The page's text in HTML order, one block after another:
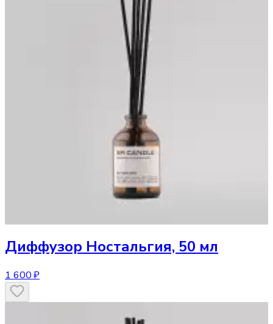
Диффузор Ностальгия, 50 мл
1 600 ₽